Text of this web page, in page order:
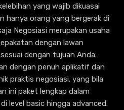
yang wajib dikuasai
hanya orang yang bergerak di
Negosiasi merupakan usaha
dengan lawan
dengan tujuan Anda.
dengan penuh aplikatif dan
praktis negosiasi. yang bila
ini paket lengkap dalam
level basic hingga advanced.